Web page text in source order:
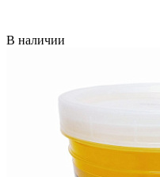
В наличии